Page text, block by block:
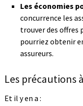
Les économies
concurrence les
trouver des offres
pourriez obtenir
assureurs.
Les précautions
Et il y en a :